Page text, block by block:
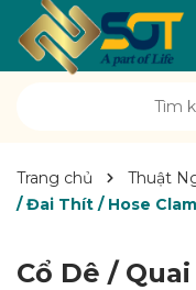
Trang chủ Thuật
/ Đai Thít / Hose
Cổ Dê /